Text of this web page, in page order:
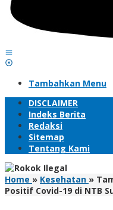
Tambahkan Menu
DISCLAIMER
Indeks Berita
Redaksi
Sitemap
Tentang Kami
Home » Kesehatan »
Positif Covid-19 di NTB